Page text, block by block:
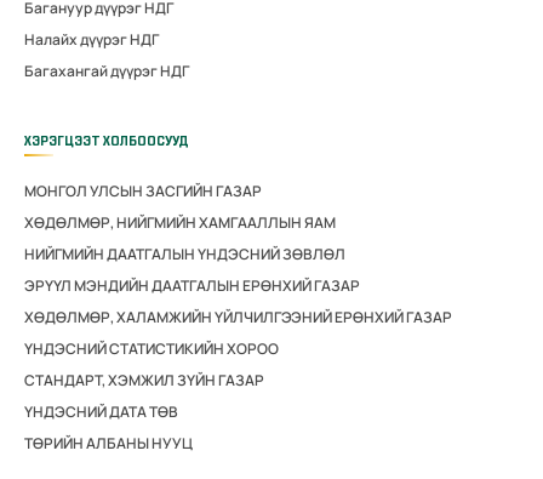
Багануур дүүрэг НДГ
Налайх дүүрэг НДГ
Багахангай дүүрэг НДГ
ХЭРЭГЦЭЭТ ХОЛБООСУУД
МОНГОЛ УЛСЫН ЗАСГИЙН ГАЗАР
ХӨДӨЛМӨР, НИЙГМИЙН ХАМГААЛЛЫН ЯАМ
НИЙГМИЙН ДААТГАЛЫН ҮНДЭСНИЙ ЗӨВЛӨЛ
ЭРҮҮЛ МЭНДИЙН ДААТГАЛЫН ЕРӨНХИЙ ГАЗАР
ХӨДӨЛМӨР, ХАЛАМЖИЙН ҮЙЛЧИЛГЭЭНИЙ ЕРӨНХИЙ ГАЗАР
ҮНДЭСНИЙ СТАТИСТИКИЙН ХОРОО
СТАНДАРТ, ХЭМЖИЛ ЗҮЙН ГАЗАР
ҮНДЭСНИЙ ДАТА ТӨВ
ТӨРИЙН АЛБАНЫ НУУЦ